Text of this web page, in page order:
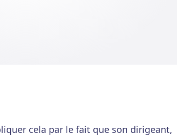
cela par le fait que son dirigeant,